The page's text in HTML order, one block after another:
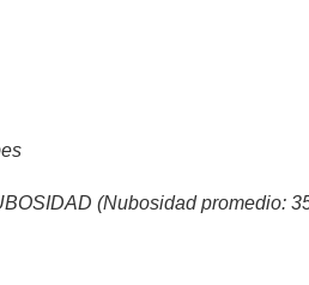
(Nubosidad promedio: